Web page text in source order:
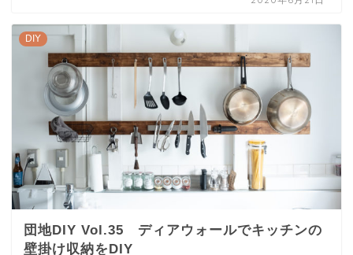
DIY
団地DIY Vol.35 ディアウォールでキッチンの
壁掛け収納をDIY